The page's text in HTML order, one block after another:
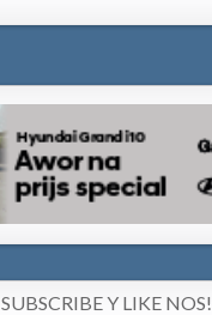
SUBSCRIBE Y LIKE NOS!